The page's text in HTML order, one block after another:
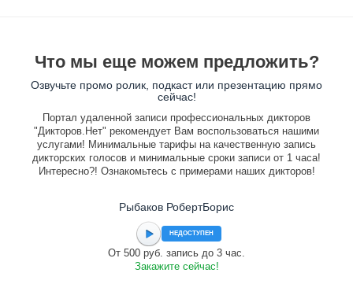
Что мы еще можем предложить?
Озвучьте промо ролик, подкаст или презентацию прямо
сейчас!
Портал удаленной записи профессиональных дикторов
"Дикторов.Нет" рекомендует Вам воспользоваться нашими
услугами! Минимальные тарифы на качественную запись
дикторских голосов и минимальные сроки записи от 1 часа!
Интересно?! Ознакомьтесь с примерами наших дикторов!
Рыбаков РобертБорис
НЕДОСТУПЕН
От 500 руб. запись до 3 час.
Закажите сейчас!